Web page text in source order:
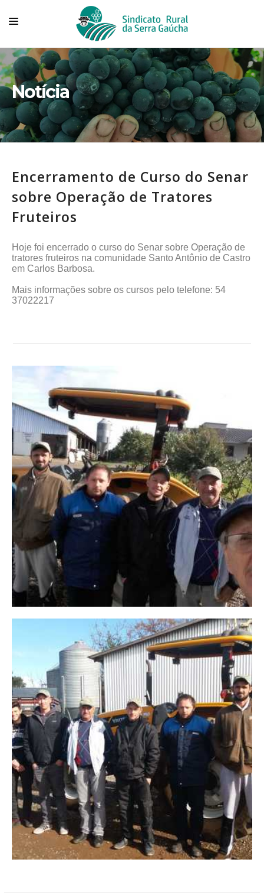
HOME
SINDICATO
TECNOVITIS
CONVÊNIOS
ASSOCIADOS
ASSOCIE-SE
FALE CONOSCO
Notícia
Encerramento de Curso do Senar
sobre Operação de Tratores
Fruteiros
Hoje foi encerrado o curso do Senar sobre Operação de
tratores fruteiros na comunidade Santo Antônio de Castro
em Carlos Barbosa.
Mais informações sobre os cursos pelo telefone: 54
37022217